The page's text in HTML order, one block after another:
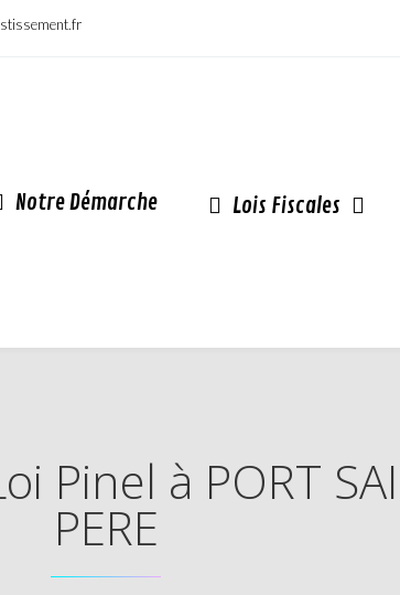
Notre Démarche Lois Fiscales
Pinel à PORT
PERE